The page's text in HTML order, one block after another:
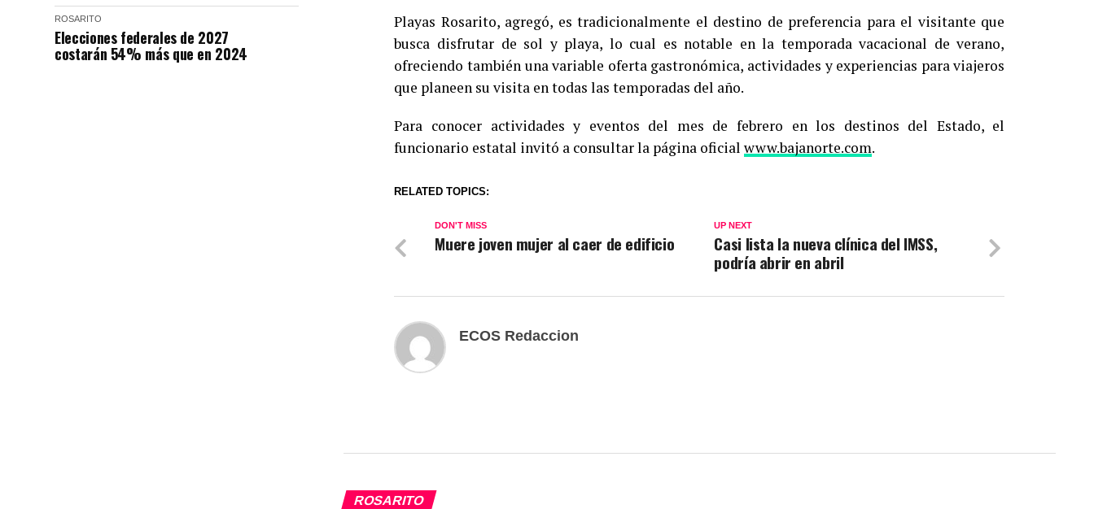
ROSARITO
Elecciones federales de 2027
costarán 54% más que en 2024
Playas Rosarito, agregó, es tradicionalmente el destino de preferencia para el visitante que
busca disfrutar de sol y playa, lo cual es notable en la temporada vacacional de verano,
ofreciendo también una variable oferta gastronómica, actividades y experiencias para viajeros
que planeen su visita en todas las temporadas del año.
Para conocer actividades y eventos del mes de febrero en los destinos del Estado, el
funcionario estatal invitó a consultar la página oficialwww.bajanorte.com.
RELATED TOPICS:
UP NEXT
Casi lista la nueva clínica del IMSS,
podría abrir en abril
DON'T MISS
Muere joven mujer al caer de edificio
ECOS Redaccion
ROSARITO